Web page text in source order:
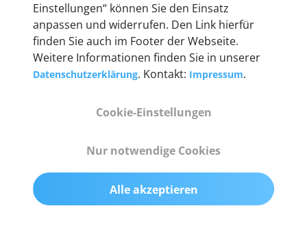
Technische Details &
Gewicht
Einstellungen“ können Sie den Einsatz
anpassen und widerrufen. Den Link hierfür
finden Sie auch im Footer der Webseite.
Weitere Informationen finden Sie in unserer
Datenschutzerklärung. Kontakt: Impressum.
Cookie-Einstellungen
Nur notwendige Cookies
Alle akzeptieren